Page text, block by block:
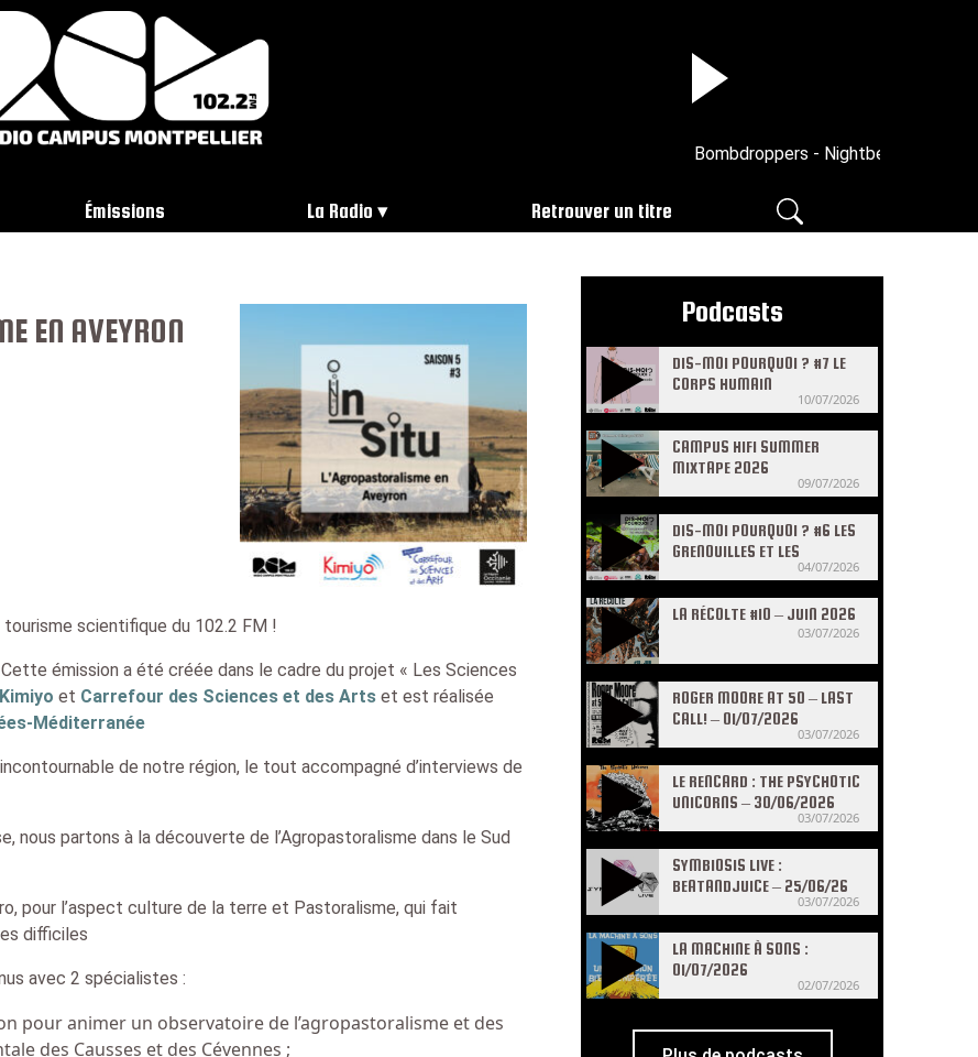
Bombdroppers - Nightbeat (Skeewiff
Émissions La Radio Retrouver un titre
EN AVEYRON
tourisme scientifique du 102.2 FM !
émission a été créée dans le cadre du projet « Les Sciences
Kimiyo et Carrefour des Sciences et des Arts et est réalisée
Méditerranée
de notre région, le tout accompagné d’interviews de
nous partons à la découverte de l’Agropastoralisme dans le Sud
pour l’aspect culture de la terre et Pastoralisme, qui fait
difficiles
avec 2 spécialistes :
pour animer un observatoire de l’agropastoralisme et des
des Causses et des Cévennes ;
Podcasts
DIS-MOI POURQUOI ? #7 LE
CORPS HUMAIN
10/07/2026
CAMPUS HIFI SUMMER
MIXTAPE 2026
09/07/2026
DIS-MOI POURQUOI ? #6 LES
GRENOUILLES ET LES
04/07/2026
LA RÉCOLTE #10 – JUIN 2026
03/07/2026
ROGER MOORE AT 50 – LAST
CALL! – 01/07/2026
03/07/2026
LE RENCARD : THE PSYCHOTIC
UNICORNS – 30/06/2026
03/07/2026
SYMBIOSIS LIVE :
BEATANDJUICE – 25/06/26
03/07/2026
LA MACHINE À SONS :
01/07/2026
02/07/2026